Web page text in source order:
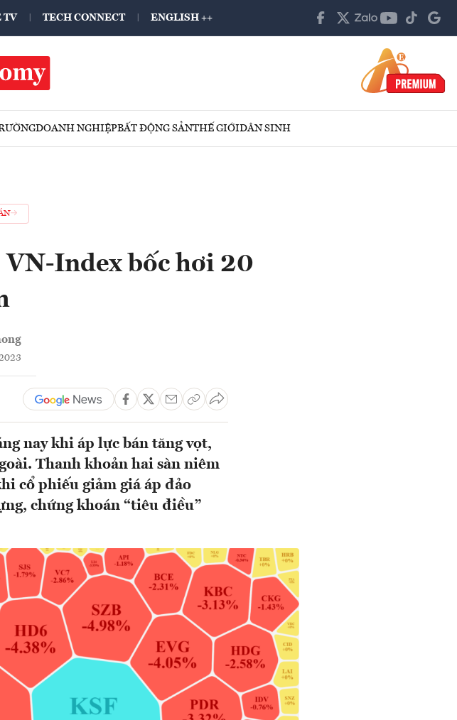
TV TECH CONNECT ENGLISH ++
DOANH NGHIỆPBẤT ĐỘNG SẢNTHẾ GIỚIDÂN SINH
VN-Index bốc hơi 20
nay khi áp lực bán tăng vọt,
Thanh khoản hai sàn niêm
cổ phiếu giảm giá áp đảo
chứng khoán “tiêu điều”